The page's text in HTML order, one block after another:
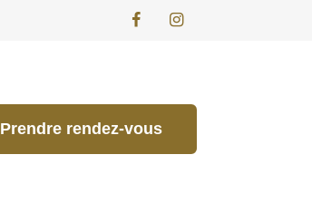
Prendre rendez-vous